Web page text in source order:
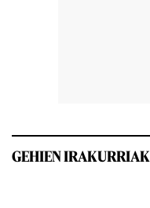
GEHIEN IRAKURRIAK